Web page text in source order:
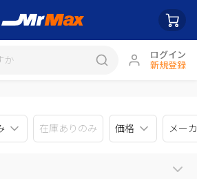
ログイン
新規登録
在庫ありのみ 価格 メー